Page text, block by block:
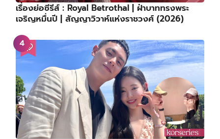
เรื่องย่อซีรีส์ : Royal Betrothal | ฝ่าบาททรงพระ
เจริญหมื่นปี | สัญญาวิวาห์แห่งราชวงศ์ (2026)